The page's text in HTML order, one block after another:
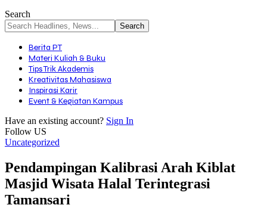
Search
Berita PT
Materi Kuliah & Buku
Tips Trik Akademis
Kreativitas Mahasiswa
Inspirasi Karir
Event & Kegiatan Kampus
Have an existing account? Sign In
Follow US
Uncategorized
Pendampingan Kalibrasi Arah Kiblat
Masjid Wisata Halal Terintegrasi
Tamansari